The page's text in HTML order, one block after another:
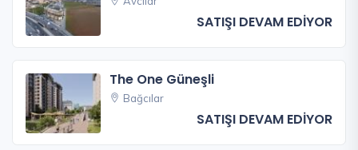
SATIŞI DEVAM EDİYOR
The One Güneşli
Bağcılar
SATIŞI DEVAM EDİYOR